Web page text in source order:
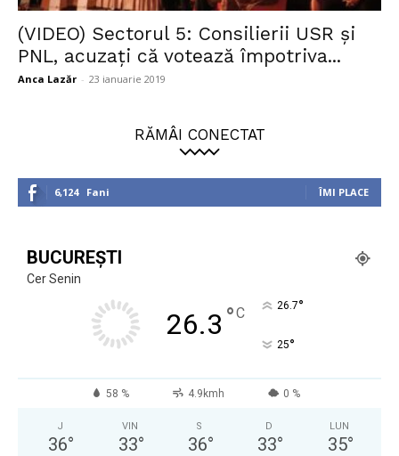
(VIDEO) Sectorul 5: Consilierii USR şi
PNL, acuzaţi că votează împotriva...
Anca Lazăr - 23 ianuarie 2019
RĂMÂI CONECTAT
6,124 Fani ÎMI PLACE
BUCUREȘTI
Cer Senin
26.3 °C 26.7°
25°
58 % 4.9kmh 0 %
J
36°
VIN
33°
S
36°
D
33°
LUN
35°